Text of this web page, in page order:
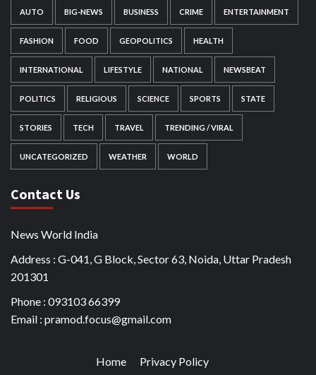
AUTO BIG-NEWS BUSINESS CRIME ENTERTAINMENT
FASHION FOOD GEOPOLITICS HEALTH
INTERNATIONAL LIFESTYLE NATIONAL NEWSBEAT
POLITICS RELIGIOUS SCIENCE SPORTS STATE
STORIES TECH TRAVEL TRENDING / VIRAL
UNCATEGORIZED WEATHER WORLD
Contact Us
News World India
Address : G-041, G Block, Sector 63, Noida, Uttar Pradesh
201301
Phone : 093103 66399
Email : pramod.focus@gmail.com
Home Privacy Policy